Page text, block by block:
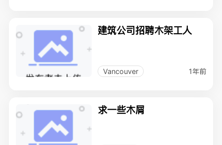
建筑公司招聘木架工人
Vancouver 1年前
求一些木屑